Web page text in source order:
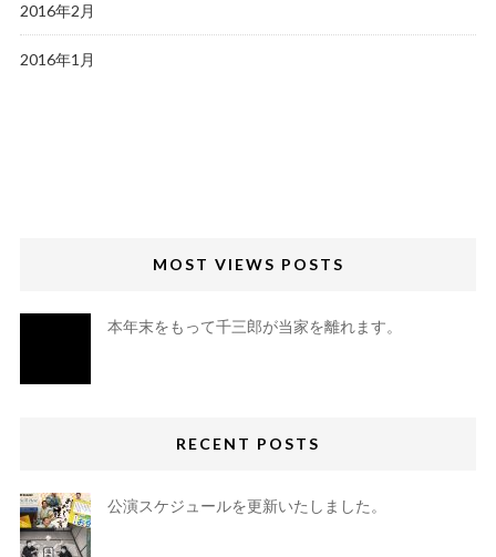
2016年2月
2016年1月
MOST VIEWS POSTS
本年末をもって千三郎が当家を離れます。
RECENT POSTS
公演スケジュールを更新いたしました。